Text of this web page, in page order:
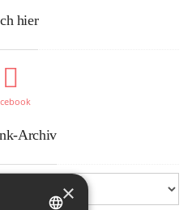
hier
Archiv
×